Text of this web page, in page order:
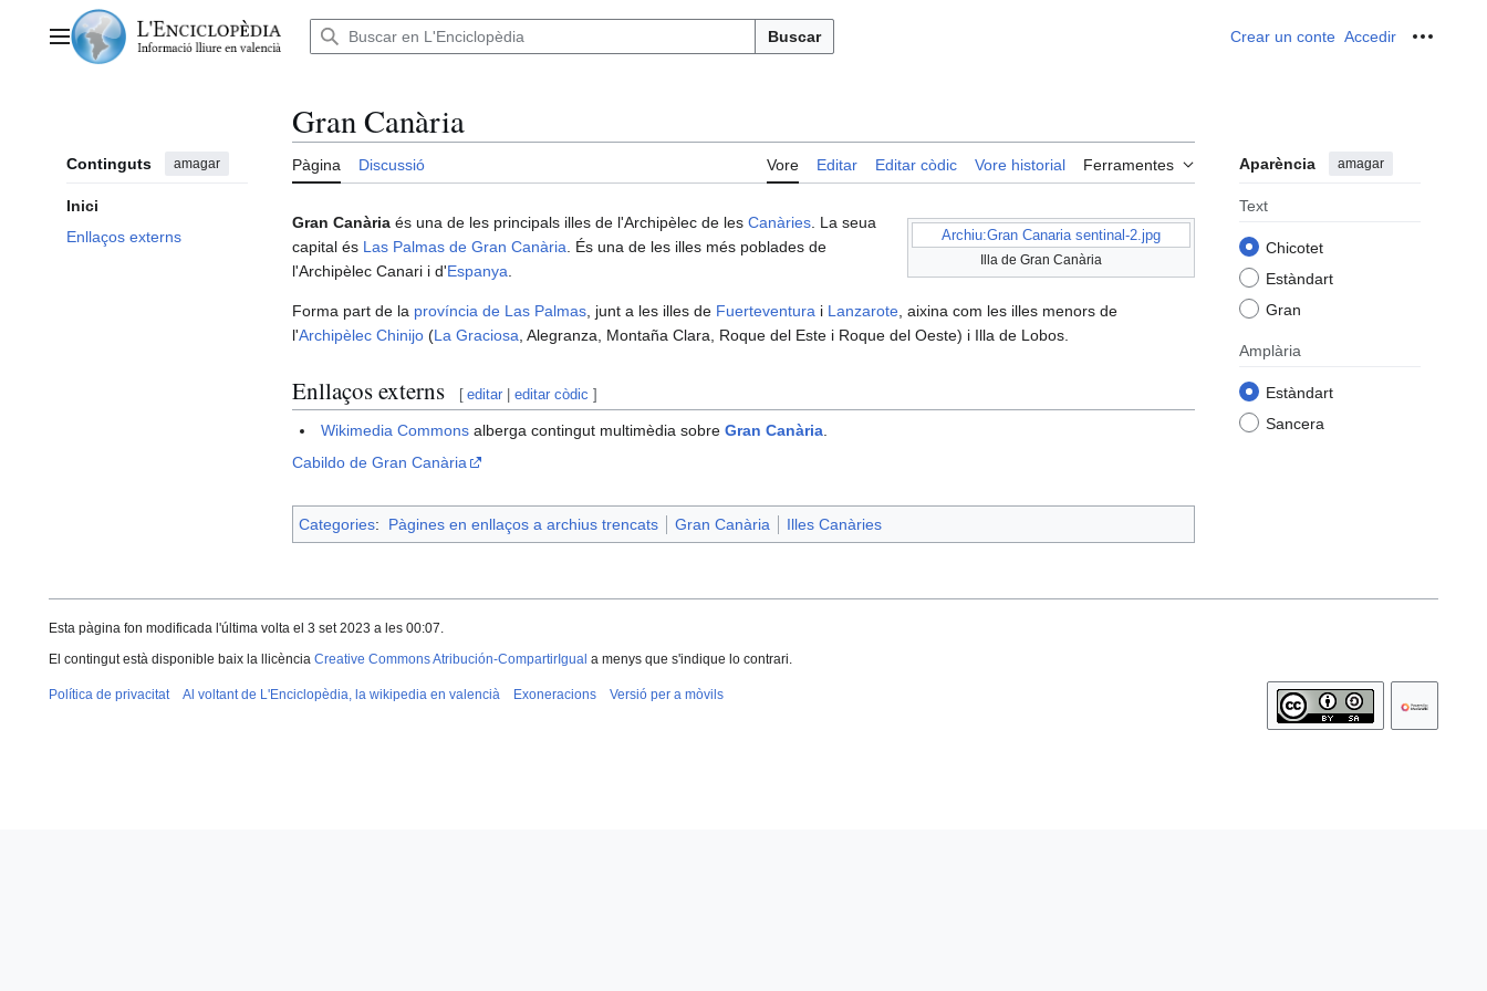
contingutMenú principal Buscar Crear un conte Accedir
Continguts amagar
Inici
Enllaços externs
Gran Canària
Pàgina Discussió Vore Editar Editar còdic Vore historial Ferramentes Aparència amagar
Text
Chicotet
Estàndart
Gran
Amplària
Estàndart
Sancera
Archiu:Gran Canaria sentinal-2.jpg
Illa de Gran Canària
Gran Canària és una de les principals illes de l'Archipèlec de les Canàries . La seua
capital és Las Palmas de Gran Canària . És una de les illes més poblades de
l'Archipèlec Canari i d'Espanya
Forma part de la província de Las Palmas , junt a les illes de Fuerteventura i Lanzarote , aixina com les illes menors de
l'Archipèlec Chinijo (La Graciosa , Alegranza, Montaña Clara, Roque del Este i Roque del Oeste) i Illa de Lobos.
Enllaços externs [ editar |editar còdic ]
Wikimedia Commons alberga contingut multimèdia sobreGran Canària
Cabildo de Gran Canària
Categories: Pàgines en enllaços a archius trencats Gran Canària Illes Canàries
Esta pàgina fon modificada l'última volta el 3 set 2023 a les 00:07.
El contingut està disponible baix la llicència Creative Commons Atribución-CompartirIgual a menys que s'indique lo contrari.
Política de privacitat Al voltant de L'Enciclopèdia, la wikipedia en valencià Exoneracions Versió per a mòvils